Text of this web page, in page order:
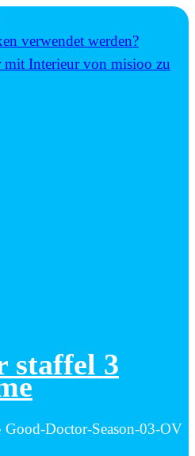
verwendet werden?
Interieur von misioo zu
staffel 3
Good-Doctor-Season-03-OV